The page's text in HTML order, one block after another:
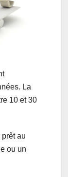
La
10 et 30
prêt au
ou un